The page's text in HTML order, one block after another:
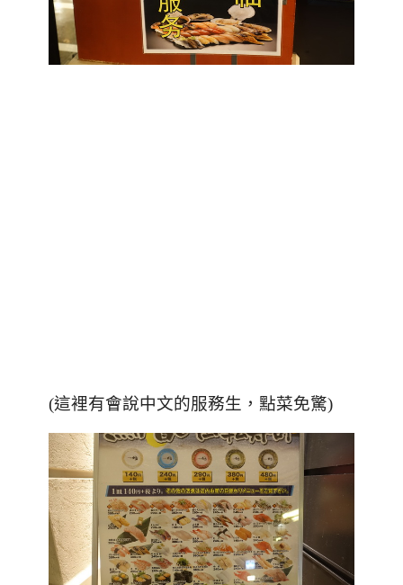
(這裡有會說中文的服務生，點菜免驚)